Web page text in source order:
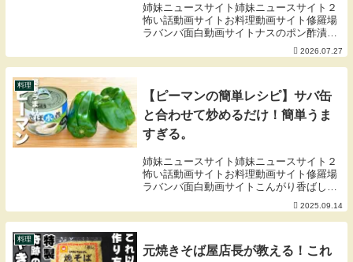
姉妹ニュースサイト姉妹ニュースサイト２
怖い話動画サイトお料理動画サイト修羅場
ラバンバ面白動画サイトナスのポン酢漬け
のご紹介ですナスに一手間加えるだけで格
別の美味しさに！味がぼやけず爽やかなポ
ン酢風味をお楽しみいただけますナスのジ
2026.07.27
料理
【ピーマンの簡単レシピ】サバ缶
と合わせて炒めるだけ！簡単うま
すぎる。
姉妹ニュースサイト姉妹ニュースサイト２
怖い話動画サイトお料理動画サイト修羅場
ラバンバ面白動画サイトこんがり香ばしく
焼いた鯖とピーマンを炒めました。ぱりっ
と食感のピーマンにもしっかりうま辛味が
絡みます。お酒のおつまみにもおすすめ。
2025.09.14
料理
元焼きそば屋店長が教える！これ